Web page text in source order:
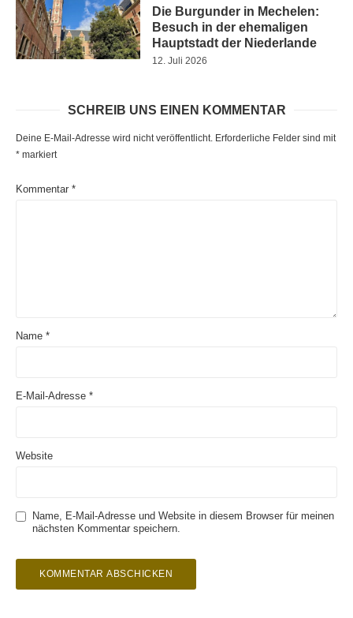
Die Burgunder in Mechelen:
Besuch in der ehemaligen
Hauptstadt der Niederlande
12. Juli 2026
SCHREIB UNS EINEN KOMMENTAR
Deine E-Mail-Adresse wird nicht veröffentlicht. Erforderliche Felder sind mit
* markiert
Kommentar *
Name *
E-Mail-Adresse *
Website
Name, E-Mail-Adresse und Website in diesem Browser für meinen
nächsten Kommentar speichern.